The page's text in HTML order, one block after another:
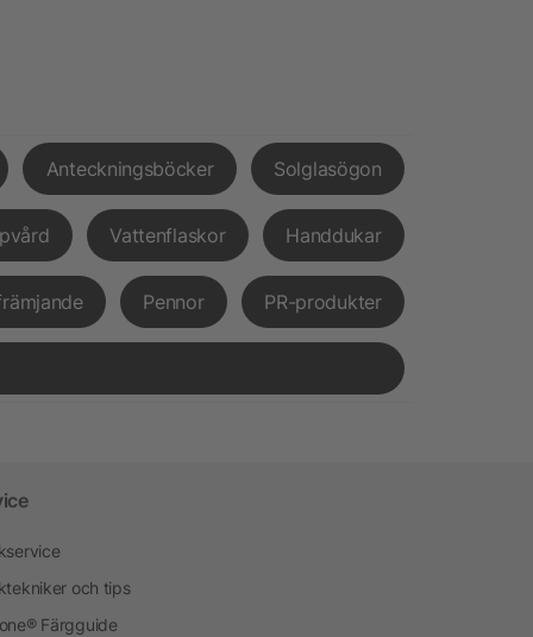
Anteckningsböcker Solglasögon
Vattenflaskor Handdukar
Pennor PR-produkter
och tips
Färgguide